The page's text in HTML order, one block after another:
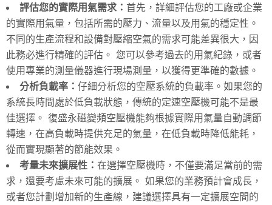
評估您的實際用氣需求： 首先，詳細評估您的工廠或企業
的實際用氣量，包括所需的壓力、流量以及用氣的穩定性。
不同的生產流程和設備對壓縮空氣的需求可能差異很大，因
此務必進行精確的評估。 您可以參考過去的用氣紀錄，或者
使用專業的測量儀器進行現場測量，以獲得更準確的數據。
分析負載率： 仔細分析您的空壓系統的負載率。如果您的
系統長時間處於低負載狀態，傳統的定速空壓機可能不是最
佳選擇。 復盛永磁變頻空壓機能夠根據實際用氣量自動調節
轉速，在高負載時提供充足的氣量，在低負載時降低能耗，
從而實現顯著的節能效果。
考量未來擴展性： 在選擇空壓機時，不僅要滿足當前的需
求，還要考慮未來可能的擴展。 如果您的業務預計會成長，
或者您計劃增加新的生產線，建議選擇具有一定擴展空間的